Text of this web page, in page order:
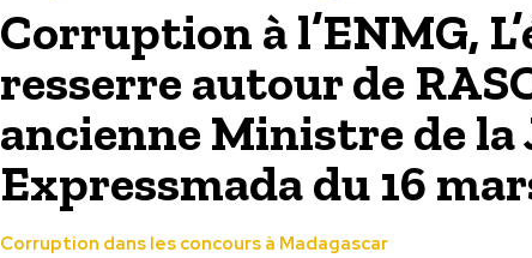
Corruption à l’ENMG,
resserre autour de
ancienne Ministre de la
Expressmada du 16
Corruption dans les concours à Madagascar